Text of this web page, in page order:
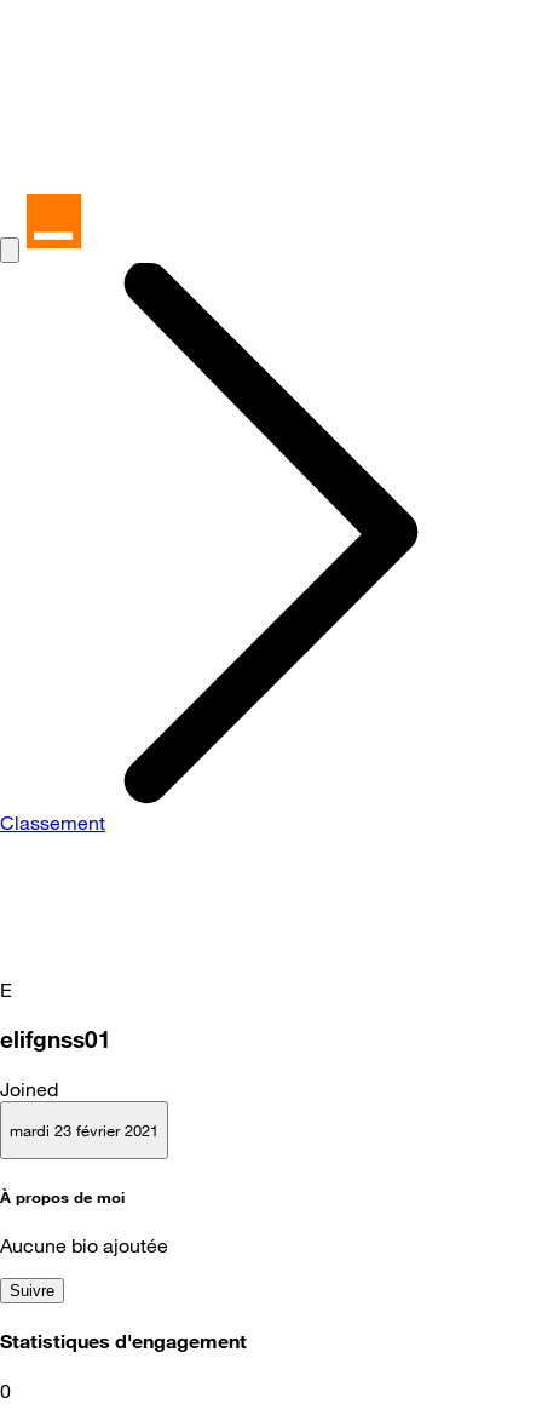
Classement
E
elifgnss01
Joined
mardi 23 février 2021
À propos de moi
Aucune bio ajoutée
Suivre
Statistiques d'engagement
0